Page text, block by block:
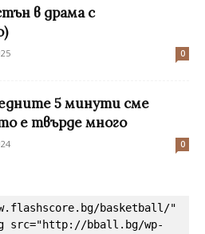
в драма с
0
5 минути сме
е твърде много
0
basketball/"
src="http://bball.bg/wp-